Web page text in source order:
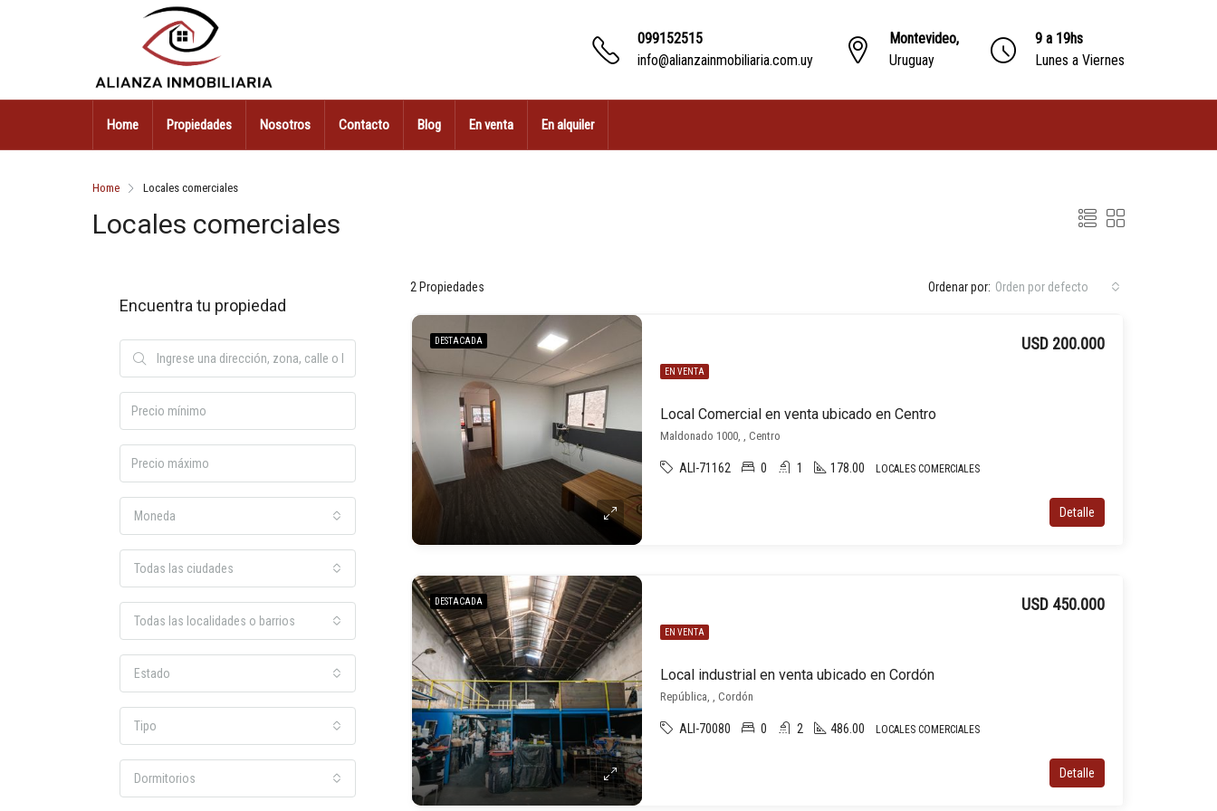
099152515
info@alianzainmobiliaria.com.uy
Montevideo,
Uruguay
9 a 19hs
Lunes a Viernes
Home Propiedades Nosotros Contacto Blog En venta En alquiler
Home Locales comerciales
Locales comerciales
2 Propiedades Ordenar por: Orden por defecto
DESTACADA
EN VENTA
Local Comercial en venta ubicado en Centro
USD 200.000
Maldonado 1000, , Centro
ALI-71162 0 1 178.00 LOCALES COMERCIALES
Detalle
DESTACADA
EN VENTA
Local industrial en venta ubicado en Cordón
USD 450.000
República, , Cordón
ALI-70080 0 2 486.00 LOCALES COMERCIALES
Detalle
Encuentra tu propiedad
Moneda
Todas las ciudades
Todas las localidades o barrios
Estado
Tipo
Dormitorios